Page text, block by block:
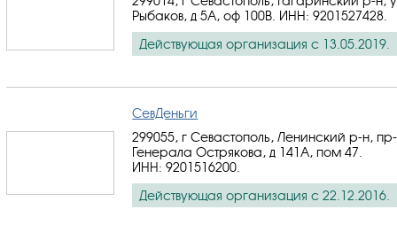
Рыбаков, д 5А, оф 100В. ИНН: 9201527428
Действующая организация с 13.05.2019.
СевДеньги
299055, г Севастополь, Ленинский р-н, пр-
Генерала Острякова, д 141А, пом 47.
ИНН: 9201516200
Действующая организация с 22.12.2016.